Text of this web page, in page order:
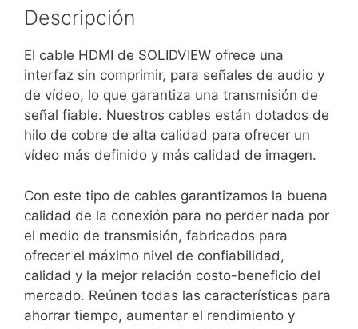
Descripción
El cable HDMI de SOLIDVIEW ofrece una
interfaz sin comprimir, para señales de audio y
de vídeo, lo que garantiza una transmisión de
señal fiable. Nuestros cables están dotados de
hilo de cobre de alta calidad para ofrecer un
vídeo más definido y más calidad de imagen.
Con este tipo de cables garantizamos la buena
calidad de la conexión para no perder nada por
el medio de transmisión, fabricados para
ofrecer el máximo nivel de confiabilidad,
calidad y la mejor relación costo-beneficio del
mercado. Reúnen todas las características para
ahorrar tiempo, aumentar el rendimiento y